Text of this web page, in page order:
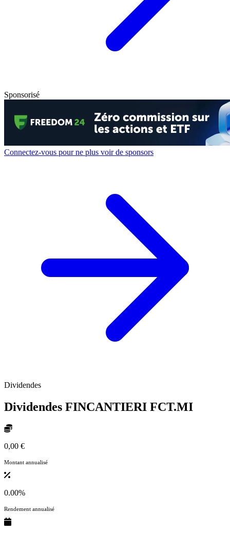
Sponsorisé
Connectez-vous pour ne plus voir de sponsors
Dividendes
Dividendes FINCANTIERI FCT.MI
0,00 €
Montant annualisé
0.00%
Rendement annualisé